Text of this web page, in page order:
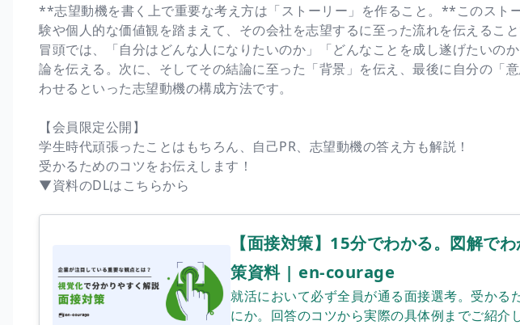
**志望動機を書く上で重要な考え方は「ストーリー」を作ること。**このスト
験や個人的な価値観を踏まえて、その会社を志望するに至った流れを伝えるこ
冒頭では、「自分はどんな人になりたいのか」「どんなことを成し遂げたいの
論を伝える。次に、そしてその結論に至った「背景」を伝え、最後に自分の「
わせるといった志望動機の構成方法です。
【会員限定公開】
学生時代頑張ったことはもちろん、自己PR、志望動機の答え方も解説！
受かるためのコツをお伝えします！
▼資料のDLはこちらから
【面接対策】15分でわかる。図解で
策資料 | en-courage
就活において必ず全員が通る面接選考。受かる
にか。回答のコツから実際の具体例までご紹介